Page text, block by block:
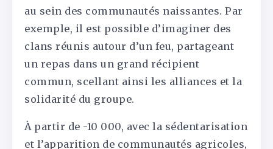
au sein des communautés naissantes. Par
exemple, il est possible d’imaginer des
clans réunis autour d’un feu, partageant
un repas dans un grand récipient
commun, scellant ainsi les alliances et la
solidarité du groupe.
À partir de -10 000, avec la sédentarisation
et l’apparition de communautés agricoles,